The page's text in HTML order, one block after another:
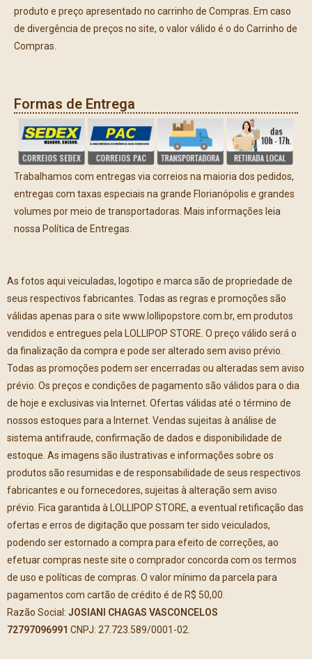
produto e preço apresentado no carrinho de Compras. Em caso
de divergência de preços no site, o valor válido é o do Carrinho de
Compras.
Formas de Entrega
Trabalhamos com entregas via correios na maioria dos pedidos,
entregas com taxas especiais na grande Florianópolis e grandes
volumes por meio de transportadoras. Mais informações leia
nossa Política de Entregas.
As fotos aqui veiculadas, logotipo e marca são de propriedade de
seus respectivos fabricantes. Todas as regras e promoções são
válidas apenas para o site www.lollipopstore.com.br, em produtos
vendidos e entregues pela LOLLIPOP STORE. O preço válido será o
da finalização da compra e pode ser alterado sem aviso prévio.
Todas as promoções podem ser encerradas ou alteradas sem aviso
prévio. Os preços e condições de pagamento são válidos para o dia
de hoje e exclusivas via Internet. Ofertas válidas até o término de
nossos estoques para a Internet. Vendas sujeitas à análise de
sistema antifraude, confirmação de dados e disponibilidade de
estoque. As imagens são ilustrativas e informações sobre os
produtos são resumidas e de responsabilidade de seus respectivos
fabricantes e ou fornecedores, sujeitas à alteração sem aviso
prévio. Fica garantida à LOLLIPOP STORE, a eventual retificação das
ofertas e erros de digitação que possam ter sido veiculados,
podendo ser estornado a compra para efeito de correções, ao
efetuar compras neste site o comprador concorda com os termos
de uso e políticas de compras. O valor mínimo da parcela para
pagamentos com cartão de crédito é de R$ 50,00.
Razão Social: JOSIANI CHAGAS VASCONCELOS
72797096991 CNPJ: 27.723.589/0001-02.